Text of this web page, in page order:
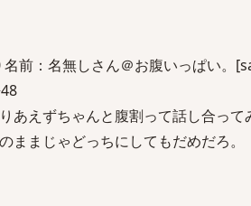
名前：名無しさん＠お腹いっぱい。
あえずちゃんと腹割って話し合って
ままじゃどっちにしてもだめだろ。